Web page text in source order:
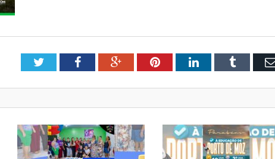
TwitterFacebookGoogle+PinterestLinkedInTumblr